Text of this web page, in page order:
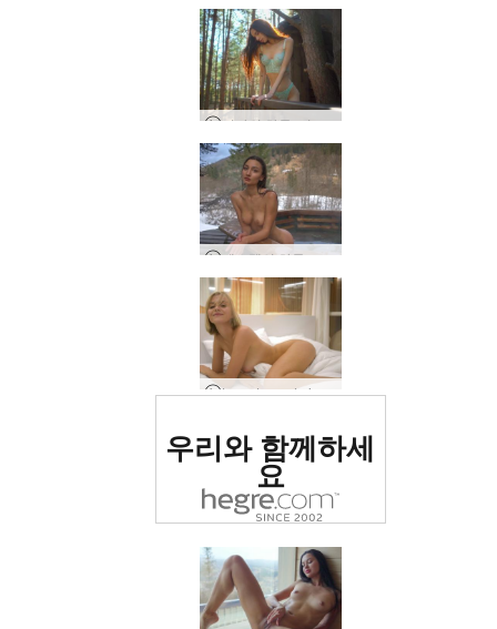
디타의 하루, 키예프, 우크라이나
에스텔의 하루, 타타리브, 우크라이나
Lana Lane, Lviv, 우크라이나의 하루
로 평가됨
우리와 함께하세
요